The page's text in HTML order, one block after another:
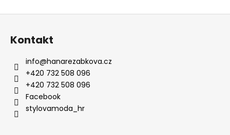
Kč
Kontakt
info@hanarezabkova.cz
+420 732 508 096
+420 732 508 096
Facebook
stylovamoda_hr